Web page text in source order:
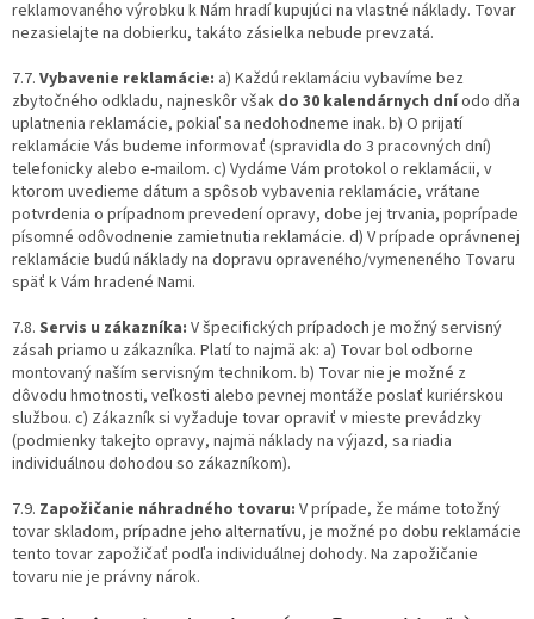
reklamovaného výrobku k Nám hradí kupujúci na vlastné náklady. Tovar
nezasielajte na dobierku, takáto zásielka nebude prevzatá.
7.7. Vybavenie reklamácie: a) Každú reklamáciu vybavíme bez
zbytočného odkladu, najneskôr však do 30 kalendárnych dníodo dňa
uplatnenia reklamácie, pokiaľ sa nedohodneme inak. b) O prijatí
reklamácie Vás budeme informovať (spravidla do 3 pracovných dní)
telefonicky alebo e-mailom. c) Vydáme Vám protokol o reklamácii, v
ktorom uvedieme dátum a spôsob vybavenia reklamácie, vrátane
potvrdenia o prípadnom prevedení opravy, dobe jej trvania, poprípade
písomné odôvodnenie zamietnutia reklamácie. d) V prípade oprávnenej
reklamácie budú náklady na dopravu opraveného/vymeneného Tovaru
späť k Vám hradené Nami.
7.8. Servis u zákazníka: V špecifických prípadoch je možný servisný
zásah priamo u zákazníka. Platí to najmä ak: a) Tovar bol odborne
montovaný naším servisným technikom. b) Tovar nie je možné z
dôvodu hmotnosti, veľkosti alebo pevnej montáže poslať kuriérskou
službou. c) Zákazník si vyžaduje tovar opraviť v mieste prevádzky
(podmienky takejto opravy, najmä náklady na výjazd, sa riadia
individuálnou dohodou so zákazníkom).
7.9. Zapožičanie náhradného tovaru: V prípade, že máme totožný
tovar skladom, prípadne jeho alternatívu, je možné po dobu reklamácie
tento tovar zapožičať podľa individuálnej dohody. Na zapožičanie
tovaru nie je právny nárok.